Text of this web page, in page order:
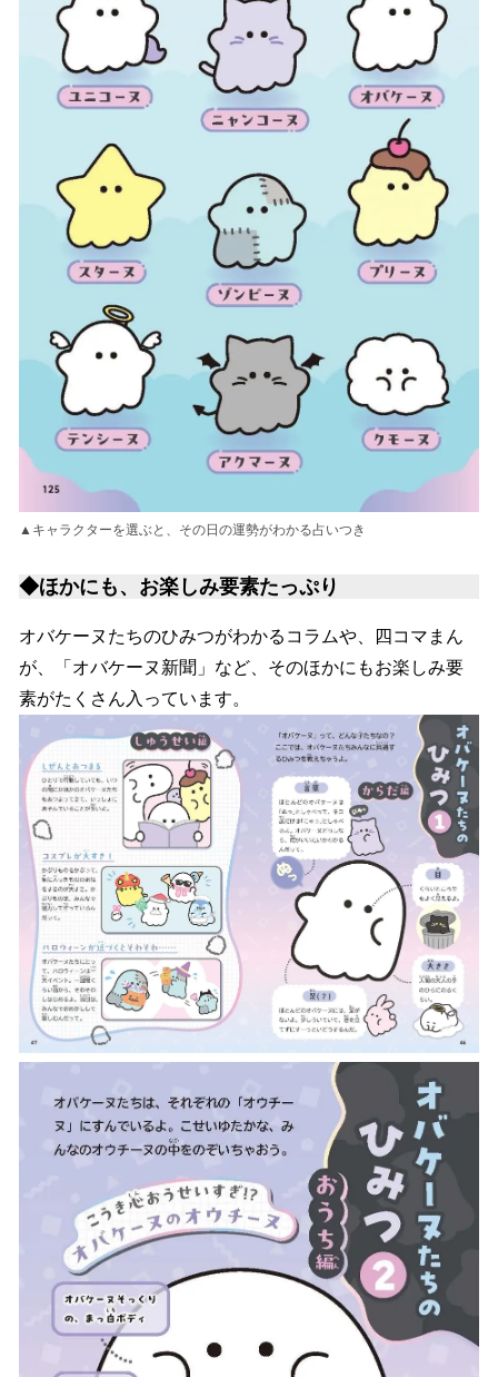
▲キャラクターを選ぶと、その日の運勢がわかる占いつき
◆ほかにも、お楽しみ要素たっぷり
オバケーヌたちのひみつがわかるコラムや、四コマまん
が、「オバケーヌ新聞」など、そのほかにもお楽しみ要
素がたくさん入っています。